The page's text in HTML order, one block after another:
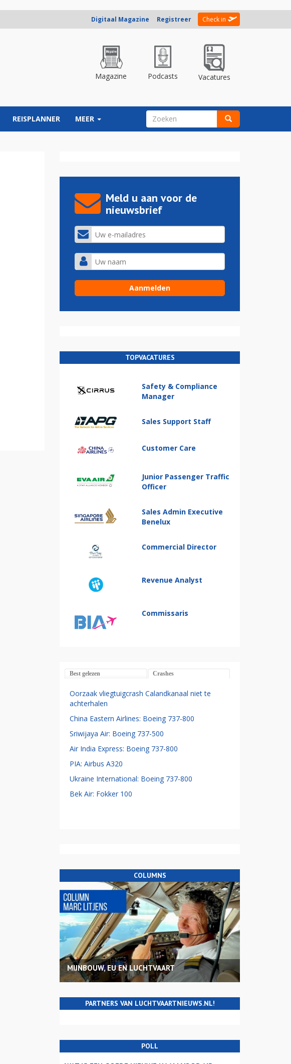
Digitaal Magazine Registreer Check in
Magazine Podcasts Vacatures
REISPLANNER MEER ZOEKVELD
Meld u aan voor de
nieuwsbrief
TOPVACATURES
Safety & Compliance
Manager
Sales Support Staff
Customer Care
Junior Passenger Traffic
Officer
Sales Admin Executive
Benelux
Commercial Director
Revenue Analyst
Commissaris
Best gelezen Crashes
Oorzaak vliegtuigcrash Calandkanaal niet te
achterhalen
China Eastern Airlines: Boeing 737-800
Sriwijaya Air: Boeing 737-500
Air India Express: Boeing 737-800
PIA: Airbus A320
Ukraine International: Boeing 737-800
Bek Air: Fokker 100
COLUMNS
MIJNBOUW, EU EN LUCHTVAART
PARTNERS VAN LUCHTVAARTNIEUWS.NL!
POLL